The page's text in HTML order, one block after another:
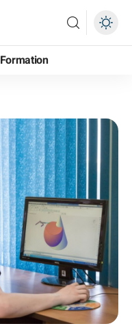
Formation